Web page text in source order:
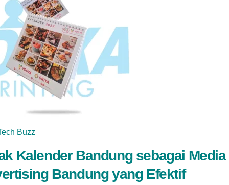
Buzz
Kalender Bandung sebagai Media
Bandung yang Efektif